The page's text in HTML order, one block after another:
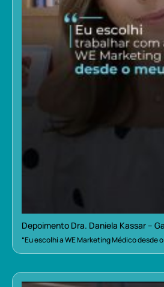
Depoimento Dra. Daniela Kassar –
“Eu escolhi a WE Marketing Médico desde